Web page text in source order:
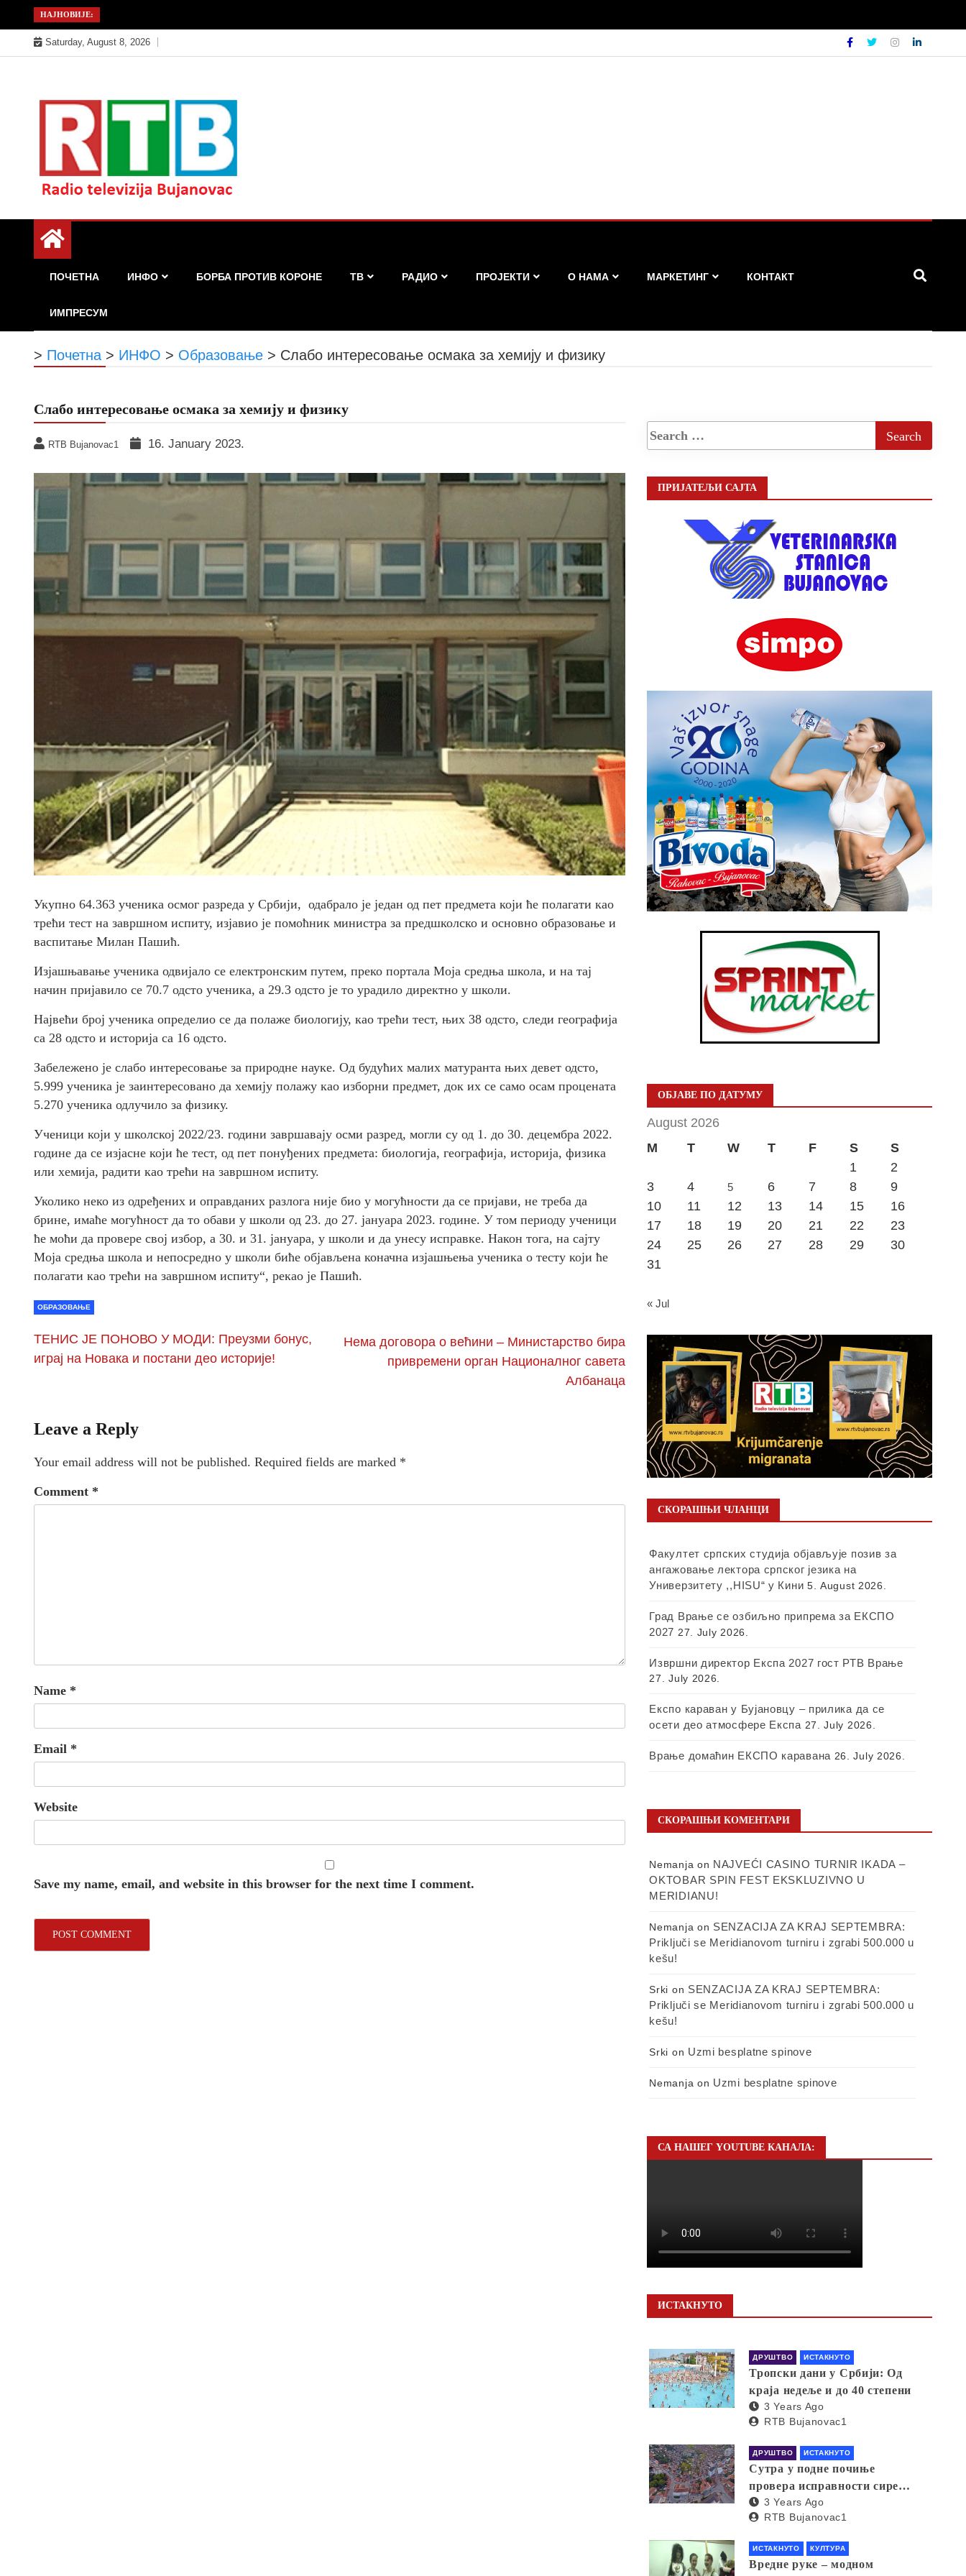
to
content
НАЈНОВИЈЕ:
Saturday, August 8, 2026
РТБ Бујановац
ПОЧЕТНА ИНФО БОРБА ПРОТИВ КОРОНЕ ТВ РАДИО ПРОЈЕКТИ О НАМА МАРКЕТИНГ КОНТАКТ
ИМПРЕСУМ
> Почетна > ИНФО > Образовање > Слабо интересовање осмака за хемију и физику
Слабо интересовање осмака за хемију и физику
RTB Bujanovac1 16. January 2023.
Укупно 64.363 ученика осмог разреда у Србији, одабрало је један од пет предмета који ће полагати као
трећи тест на завршном испиту, изјавио је помоћник министра за предшколско и основно образовање и
васпитање Милан Пашић.
Изјашњавање ученика одвијало се електронским путем, преко портала Моја средња школа, и на тај
начин пријавило се 70.7 одсто ученика, а 29.3 одсто је то урадило директно у школи.
Највећи број ученика определио се да полаже биологију, као трећи тест, њих 38 одсто, следи географија
са 28 одсто и историја са 16 одсто.
Забележено је слабо интересовање за природне науке. Од будућих малих матуранта њих девет одсто,
5.999 ученика је заинтересовано да хемију полажу као изборни предмет, док их се само осам процената
5.270 ученика одлучило за физику.
Ученици који у школској 2022/23. години завршавају осми разред, могли су од 1. до 30. децембра 2022.
године да се изјасне који ће тест, од пет понуђених предмета: биологија, географија, историја, физика
или хемија, радити као трећи на завршном испиту.
Уколико неко из одређених и оправданих разлога није био у могућности да се пријави, не треба да
брине, имаће могућност да то обави у школи од 23. до 27. јануара 2023. године. У том периоду ученици
ће моћи да провере свој избор, а 30. и 31. јануара, у школи и да унесу исправке. Након тога, на сајту
Моја средња школа и непосредно у школи биће објављена коначна изјашњења ученика о тесту који ће
полагати као трећи на завршном испиту“, рекао је Пашић.
ОБРАЗОВАЊЕ
ТЕНИС ЈЕ ПОНОВО У МОДИ: Преузми бонус,
играј на Новака и постани део историје!
Нема договора о већини – Министарство бира
привремени орган Националног савета
Албанаца
Leave a Reply
Your email address will not be published. Required fields are marked *
Comment *
Name *
Email *
Website
Save my name, email, and website in this browser for the next time I comment.
ПРИЈАТЕЉИ САЈТА
ОБЈАВЕ ПО ДАТУМУ
August 2026
M
T W T F S
S
1
2
3
4 5 6 7 8
9
10
11 12 13 14 15
16
17
18 19 20 21 22
23
24
25 26 27 28 29
30
31
« Jul
СКОРАШЊИ ЧЛАНЦИ
Факултет српских студија објављује позив за
ангажовање лектора српског језика на
Универзитету ,,HISU“ у Кини 5. August 2026.
Град Врање се озбиљно припрема за ЕКСПО
2027 27. July 2026.
Извршни директор Експа 2027 гост РТВ Врање
27. July 2026.
Експо караван у Бујановцу – прилика да се
осети део атмосфере Експа 27. July 2026.
Врање домаћин ЕКСПО каравана 26. July 2026.
СКОРАШЊИ КОМЕНТАРИ
Nemanja on NAJVEĆI CASINO TURNIR IKADA –
OKTOBAR SPIN FEST EKSKLUZIVNO U
MERIDIANU!
Nemanja on SENZACIJA ZA KRAJ SEPTEMBRA:
Priključi se Meridianovom turniru i zgrabi 500.000 u
kešu!
Srki on SENZACIJA ZA KRAJ SEPTEMBRA:
Priključi se Meridianovom turniru i zgrabi 500.000 u
kešu!
Srki on Uzmi besplatne spinove
Nemanja on Uzmi besplatne spinove
СА НАШЕГ YOUTUBE КАНАЛА:
ИСТАКНУТО
ДРУШТВО ИСТАКНУТО
Тропски дани у Србији: Од
краја недеље и до 40 степени
3 Years Ago
RTB Bujanovac1
ДРУШТВО ИСТАКНУТО
Сутра у подне почиње
провера исправности сирена
за узбуњивање
3 Years Ago
RTB Bujanovac1
ИСТАКНУТО КУЛТУРА
Вредне руке – модном